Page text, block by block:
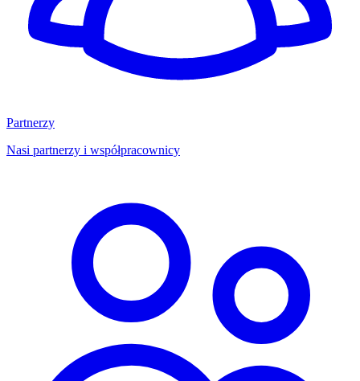
Partnerzy
Nasi partnerzy i współpracownicy